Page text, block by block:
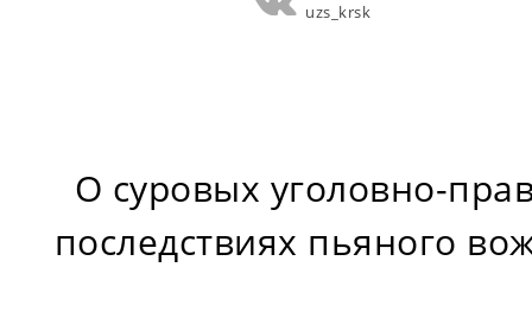
uzs_krsk
О суровых уголовно-
последствиях пьяного